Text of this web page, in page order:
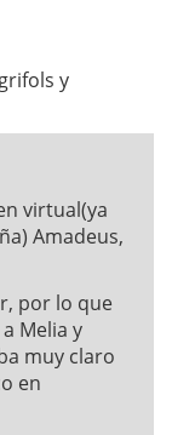
y
virtual(ya
Amadeus,
por lo que
Melia y
muy claro
en